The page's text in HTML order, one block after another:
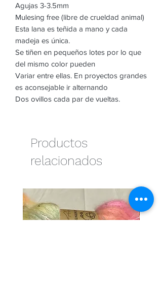
Agujas 3-3.5mm
Mulesing free (libre de crueldad animal)
Esta lana es teñida a mano y cada
madeja es única.
Se tiñen en pequeños lotes por lo que
del mismo color pueden
Variar entre ellas. En proyectos grandes
es aconsejable ir alternando
Dos ovillos cada par de vueltas.
Productos
relacionados